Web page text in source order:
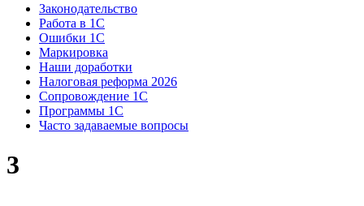
Законодательство
Работа в 1С
Ошибки 1С
Маркировка
Наши доработки
Налоговая реформа 2026
Сопровождение 1С
Программы 1С
Часто задаваемые вопросы
3